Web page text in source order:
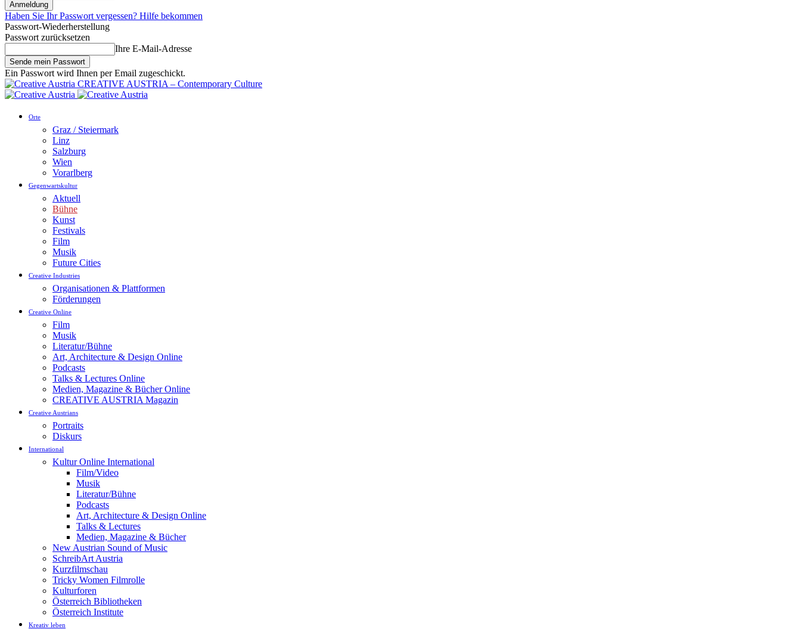
Haben Sie Ihr Passwort vergessen? Hilfe bekommen
Passwort-Wiederherstellung
Passwort zurücksetzen
Ihre E-Mail-Adresse
Ein Passwort wird Ihnen per Email zugeschickt.
CREATIVE AUSTRIA – Contemporary Culture
Orte
Graz / Steiermark
Linz
Salzburg
Wien
Vorarlberg
Gegenwartskultur
Aktuell
Bühne
Kunst
Festivals
Film
Musik
Future Cities
Creative Industries
Organisationen & Plattformen
Förderungen
Creative Online
Film
Musik
Literatur/Bühne
Art, Architecture & Design Online
Podcasts
Talks & Lectures Online
Medien, Magazine & Bücher Online
CREATIVE AUSTRIA Magazin
Creative Austrians
Portraits
Diskurs
International
Kultur Online International
Film/Video
Musik
Literatur/Bühne
Podcasts
Art, Architecture & Design Online
Talks & Lectures
Medien, Magazine & Bücher
New Austrian Sound of Music
SchreibArt Austria
Kurzfilmschau
Tricky Women Filmrolle
Kulturforen
Österreich Bibliotheken
Österreich Institute
Kreativ leben